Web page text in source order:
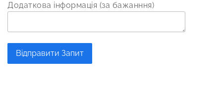
Додаткова інформація (за бажанння)